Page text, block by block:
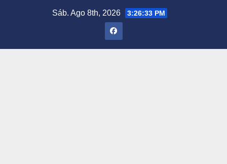
Sáb. Ago 8th, 2026 3:26:34 PM